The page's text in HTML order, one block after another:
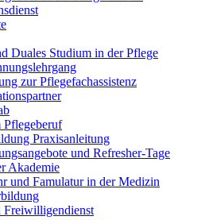
Duales Studium in der Pflege
zur Pflegefachassistenz
Pflegeberuf
Praxisanleitung
und Refresher-Tage
Akademie
und Famulatur in der Medizin
Freiwilligendienst